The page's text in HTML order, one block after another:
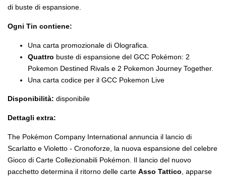
di buste di espansione.
Ogni Tin contiene:
Una carta promozionale di Olografica.
Quattro buste di espansione del GCC Pokémon: 2
Pokemon Destined Rivals e 2 Pokemon Journey Together.
Una carta codice per il GCC Pokemon Live
Disponibilità: disponibile
Dettagli extra:
The Pokémon Company International annuncia il lancio di
Scarlatto e Violetto - Cronoforze, la nuova espansione del celebre
Gioco di Carte Collezionabili Pokémon. Il lancio del nuovo
pacchetto determina il ritorno delle carte Asso Tattico , apparse